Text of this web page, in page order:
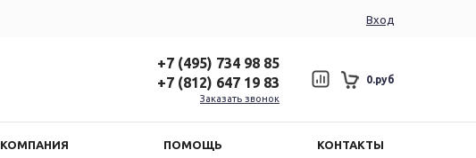
Вход
+7 (495) 734 98 85
+7 (812) 647 19 83
Заказать звонок
0.руб
КОМПАНИЯ ПОМОЩЬ КОНТАКТЫ